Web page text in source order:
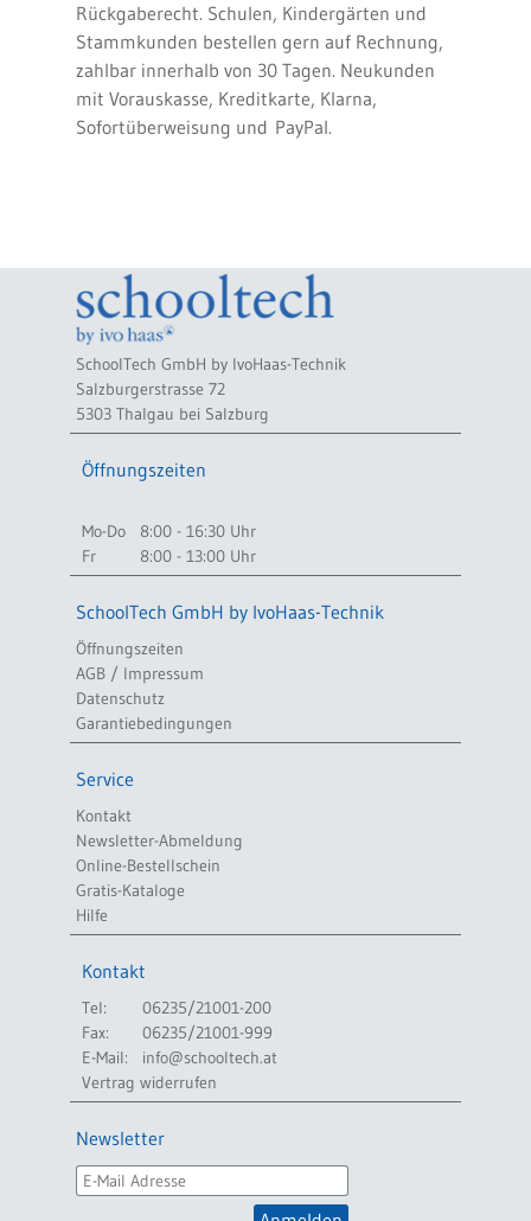
Rückgaberecht. Schulen, Kindergärten und
Stammkunden bestellen gern auf Rechnung,
zahlbar innerhalb von 30 Tagen. Neukunden
mit Vorauskasse, Kreditkarte, Klarna,
Sofortüberweisung und PayPal.
SchoolTech GmbH by IvoHaas-Technik
Salzburgerstrasse 72
5303 Thalgau bei Salzburg
Öffnungszeiten
Mo-Do
8:00 - 16:30 Uhr
Fr
8:00 - 13:00 Uhr
SchoolTech GmbH by IvoHaas-Technik
Öffnungszeiten
AGB / Impressum
Datenschutz
Garantiebedingungen
Service
Kontakt
Newsletter-Abmeldung
Online-Bestellschein
Gratis-Kataloge
Hilfe
Kontakt
Tel:
06235/21001-200
Fax:
06235/21001-999
E-Mail:
info@schooltech.at
Vertrag widerrufen
Newsletter